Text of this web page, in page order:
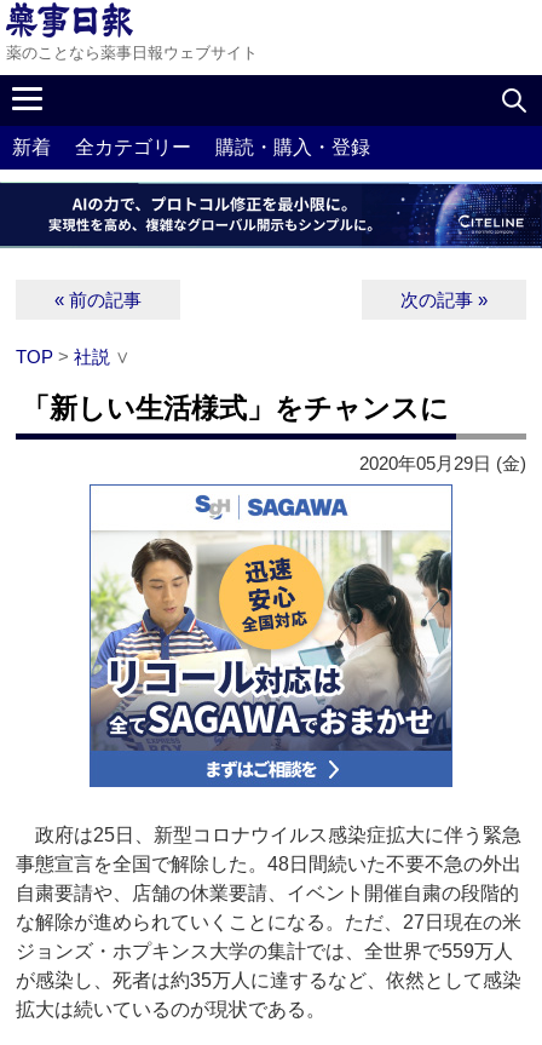
薬のことなら薬事日報ウェブサイト
新着 全カテゴリー 購読・購入・登録
« 前の記事 次の記事 »
TOP >社説 ∨
「新しい生活様式」をチャンスに
2020年05月29日 (金)
政府は25日、新型コロナウイルス感染症拡大に伴う緊急
事態宣言を全国で解除した。48日間続いた不要不急の外出
自粛要請や、店舗の休業要請、イベント開催自粛の段階的
な解除が進められていくことになる。ただ、27日現在の米
ジョンズ・ホプキンス大学の集計では、全世界で559万人
が感染し、死者は約35万人に達するなど、依然として感染
拡大は続いているのが現状である。